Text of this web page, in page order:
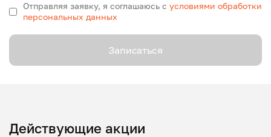
Отправляя заявку, я соглашаюсь с условиями обработки
персональных данных
Записаться
Действующие акции